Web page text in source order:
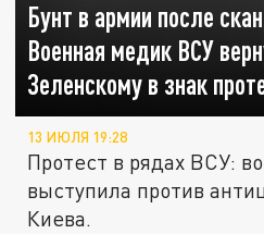
Бунт в армии после
Военная медик ВСУ
Зеленскому в знак
13 ИЮЛЯ 19:28
Протест в рядах ВСУ:
выступила против
Киева.